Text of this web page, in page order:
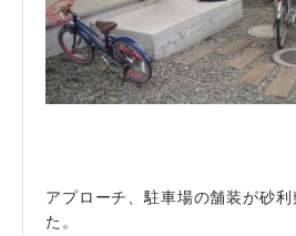
アプローチ、駐車場の舗装が砂
た。